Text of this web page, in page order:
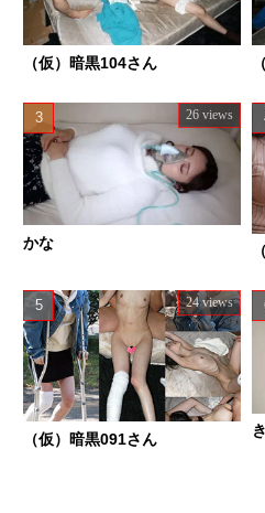
（仮）暗黒104さん
かな
26 views
（仮）暗黒091さん
24 views